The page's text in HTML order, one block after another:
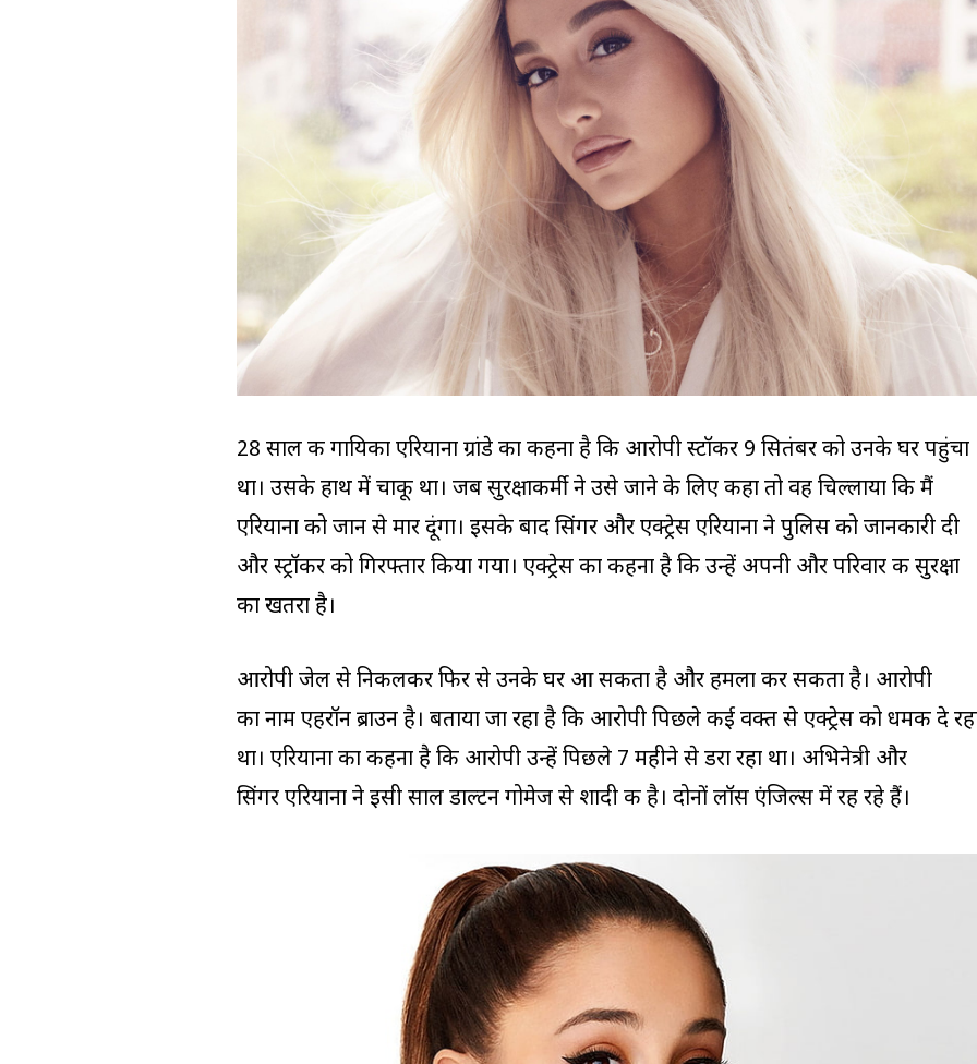
28 साल की गायिका एरियाना ग्रांडे का कहना है कि आरोपी स्टॉकर 9 सितंबर को उनके घर पहुंचा
था। उसके हाथ में चाकू था। जब सुरक्षाकर्मी ने उसे जाने के लिए कहा तो वह चिल्लाया कि मैं
एरियाना को जान से मार दूंगा। इसके बाद सिंगर और एक्ट्रेस एरियाना ने पुलिस को जानकारी दी
और स्ट्रॉकर को गिरफ्तार किया गया। एक्ट्रेस का कहना है कि उन्हें अपनी और परिवार की सुरक्षा
का खतरा है।
आरोपी जेल से निकलकर फिर से उनके घर आ सकता है और हमला कर सकता है। आरोपी
का नाम एहरॉन ब्राउन है। बताया जा रहा है कि आरोपी पिछले कई वक्त से एक्ट्रेस को धमकी दे
था। एरियाना का कहना है कि आरोपी उन्हें पिछले 7 महीने से डरा रहा था। अभिनेत्री और
सिंगर एरियाना ने इसी साल डाल्टन गोमेज से शादी की है। दोनों लॉस एंजिल्स में रह रहे हैं।